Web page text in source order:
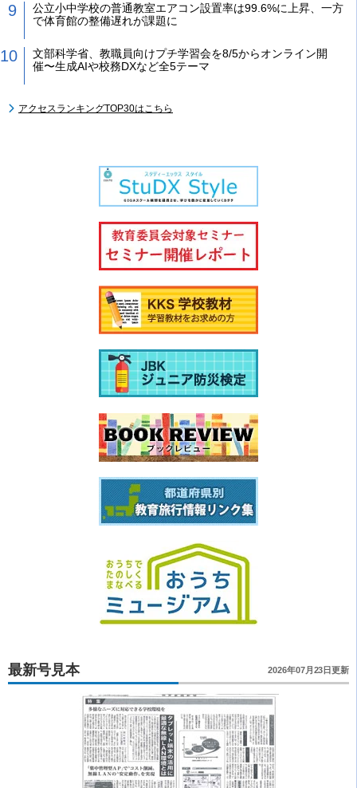
公立小中学校の普通教室エアコン設置率は99.6%に上昇、一方
で体育館の整備遅れが課題に
文部科学省、教職員向けプチ学習会を8/5からオンライン開
催〜生成AIや校務DXなど全5テーマ
アクセスランキングTOP30はこちら
最新号見本 2026年07月23日更新